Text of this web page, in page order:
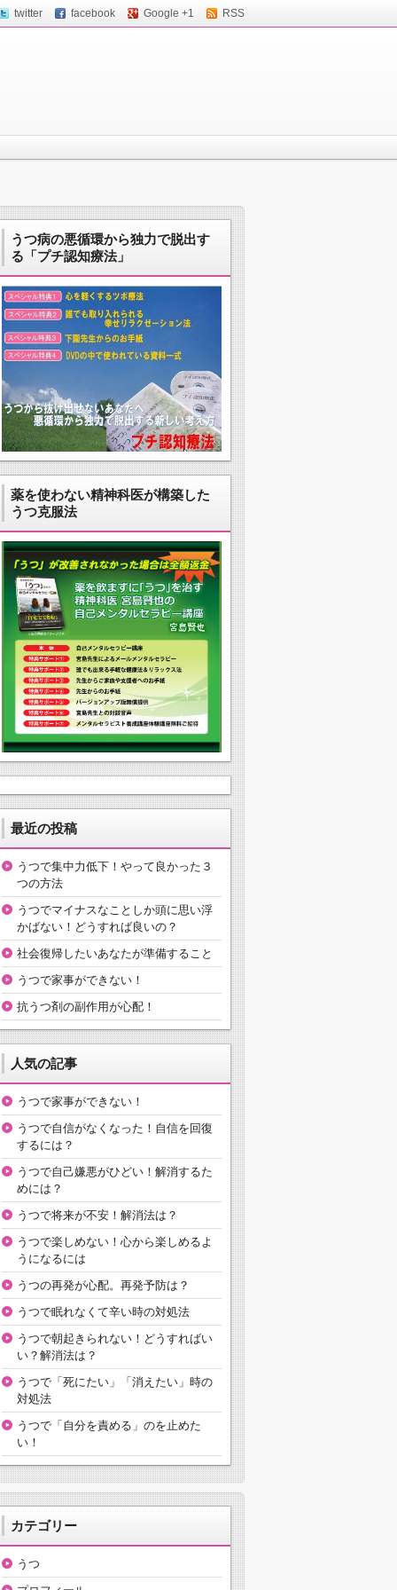
twitter facebook Google +1 RSS
うつ病の悪循環から独力で脱出す
る「プチ認知療法」
薬を使わない精神科医が構築した
うつ克服法
最近の投稿
うつで集中力低下！やって良かった３
つの方法
うつでマイナスなことしか頭に思い浮
かばない！どうすれば良いの？
社会復帰したいあなたが準備すること
うつで家事ができない！
抗うつ剤の副作用が心配！
人気の記事
うつで家事ができない！
うつで自信がなくなった！自信を回復
するには？
うつで自己嫌悪がひどい！解消するた
めには？
うつで将来が不安！解消法は？
うつで楽しめない！心から楽しめるよ
うになるには
うつの再発が心配。再発予防は？
うつで眠れなくて辛い時の対処法
うつで朝起きられない！どうすればい
い？解消法は？
うつで「死にたい」「消えたい」時の
対処法
うつで「自分を責める」のを止めた
い！
カテゴリー
うつ